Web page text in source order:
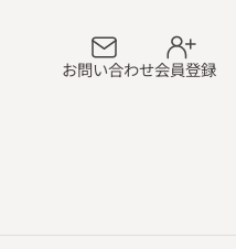
お問い合わせ会員登録